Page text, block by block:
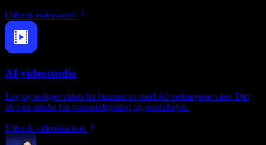
Utforsk voice-over
AI-videostudio
Lag og rediger video fra bunnen av med AI-verktøyene våre. Ditt
alt-i-ett-studio for videoredigering og produksjon.
Utforsk videostudioet